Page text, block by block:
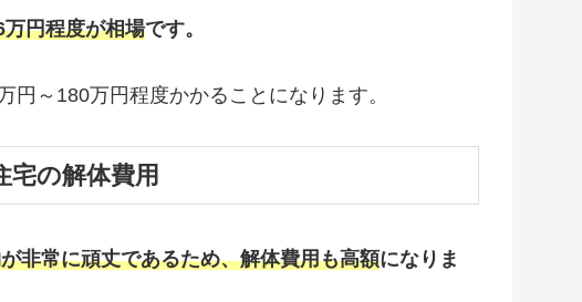
円程度が相場です。
～180万円程度かかることになります。
の解体費用
非常に頑丈であるため、解体費用も高額になりま